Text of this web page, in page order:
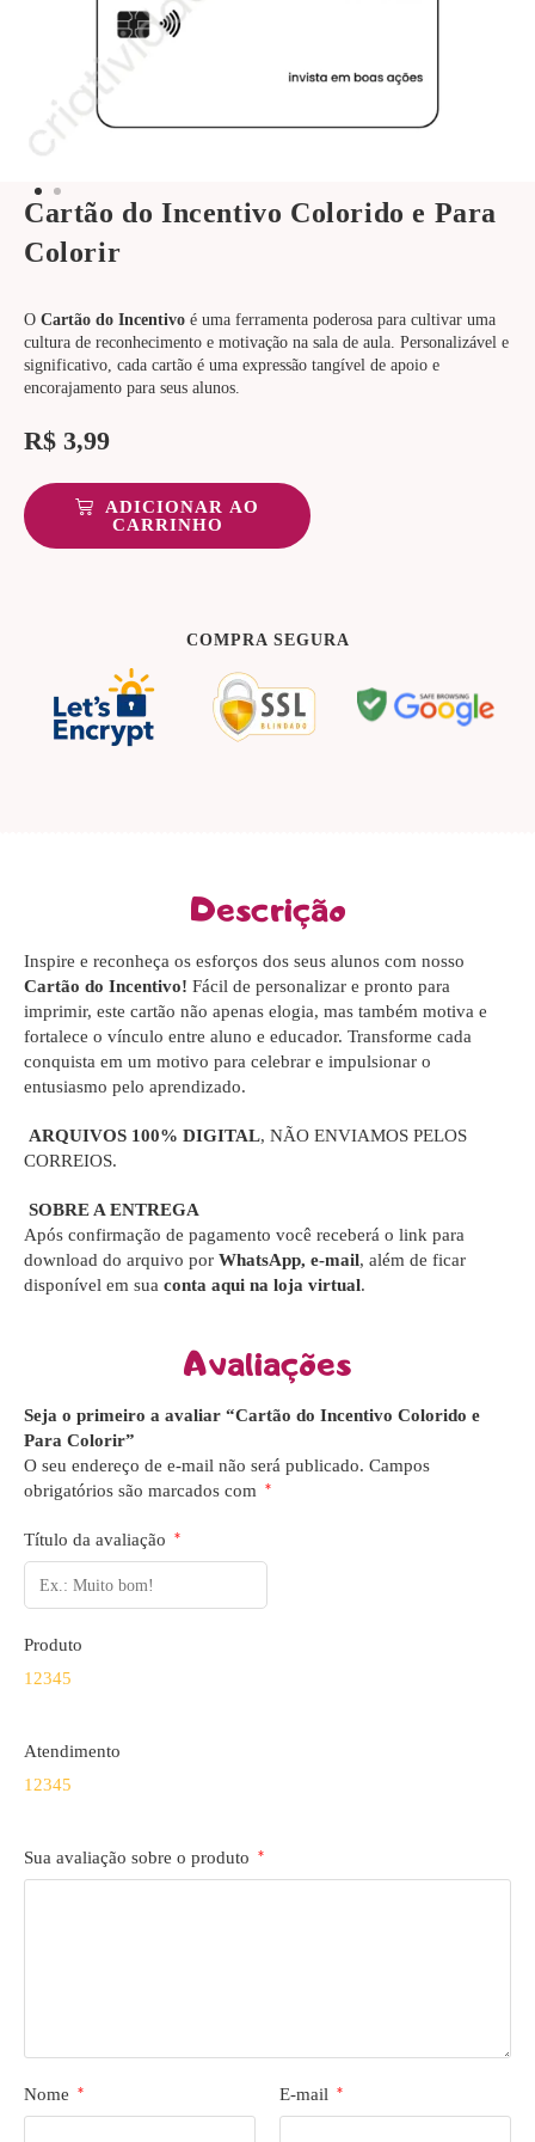
Cartão do Incentivo Colorido e Para
Colorir
O Cartão do Incentivo é uma ferramenta poderosa para cultivar uma
cultura de reconhecimento e motivação na sala de aula. Personalizável e
significativo, cada cartão é uma expressão tangível de apoio e
encorajamento para seus alunos.
R$ 3,99
ADICIONAR AO
CARRINHO
COMPRA SEGURA
Descrição
Inspire e reconheça os esforços dos seus alunos com nosso
Cartão do Incentivo! Fácil de personalizar e pronto para
imprimir, este cartão não apenas elogia, mas também motiva e
fortalece o vínculo entre aluno e educador. Transforme cada
conquista em um motivo para celebrar e impulsionar o
entusiasmo pelo aprendizado.
ARQUIVOS 100% DIGITAL, NÃO ENVIAMOS PELOS
CORREIOS.
SOBRE A ENTREGA
Após confirmação de pagamento você receberá o link para
download do arquivo por WhatsApp, e-mail, além de ficar
disponível em sua conta aqui na loja virtual.
Avaliações
Seja o primeiro a avaliar “Cartão do Incentivo Colorido e
Para Colorir”
O seu endereço de e-mail não será publicado. Campos
obrigatórios são marcados com
*
Título da avaliação *
Produto
12345
Atendimento
12345
Sua avaliação sobre o produto *
Nome * E-mail *